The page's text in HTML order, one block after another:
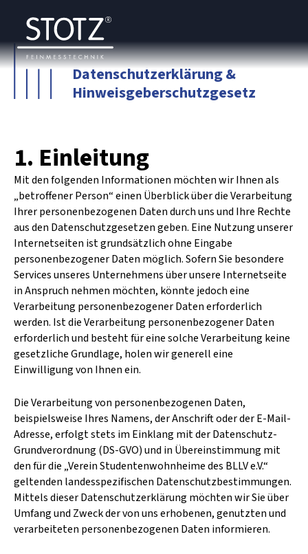
Datenschutzerklärung &
Hinweisgeberschutzgesetz
1. Einleitung
Mit den folgenden Informationen möchten wir Ihnen als
„betroffener Person“ einen Überblick über die Verarbeitung
Ihrer personenbezogenen Daten durch uns und Ihre Rechte
aus den Datenschutzgesetzen geben. Eine Nutzung unserer
Internetseiten ist grundsätzlich ohne Eingabe
personenbezogener Daten möglich. Sofern Sie besondere
Services unseres Unternehmens über unsere Internetseite
in Anspruch nehmen möchten, könnte jedoch eine
Verarbeitung personenbezogener Daten erforderlich
werden. Ist die Verarbeitung personenbezogener Daten
erforderlich und besteht für eine solche Verarbeitung keine
gesetzliche Grundlage, holen wir generell eine
Einwilligung von Ihnen ein.
Die Verarbeitung von personenbezogenen Daten,
beispielsweise Ihres Namens, der Anschrift oder der E-Mail-
Adresse, erfolgt stets im Einklang mit der Datenschutz-
Grundverordnung (DS-GVO) und in Übereinstimmung mit
den für die „Verein Studentenwohnheime des BLLV e.V.“
geltenden landesspezifischen Datenschutzbestimmungen.
Mittels dieser Datenschutzerklärung möchten wir Sie über
Umfang und Zweck der von uns erhobenen, genutzten und
verarbeiteten personenbezogenen Daten informieren.